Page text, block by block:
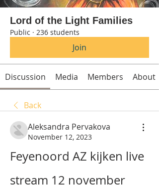
Lord of the Light Families
Public · 236 students
Join
Discussion Media Members About
Back
Aleksandra Pervakova
November 12, 2023
Feyenoord AZ kijken live
stream 12 november